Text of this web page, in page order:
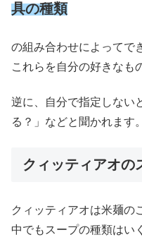
具の種類
の組み合わせによってで
これらを自分の好きなも
逆に、自分で指定しない
る？」などと聞かれます。
クィッティアオの
クィッティアオは米麺の
中でもスープの種類はい